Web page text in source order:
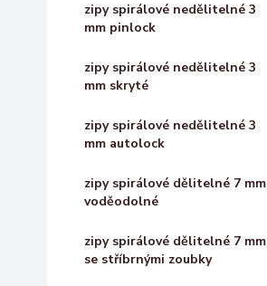
zipy spirálové nedělitelné 3
mm pinlock
zipy spirálové nedělitelné 3
mm skryté
zipy spirálové nedělitelné 3
mm autolock
zipy spirálové dělitelné 7 mm
voděodolné
zipy spirálové dělitelné 7 mm
se stříbrnými zoubky